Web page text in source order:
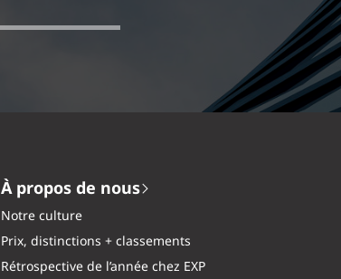
À propos de nous
Notre culture
Prix, distinctions + classements
Rétrospective de l’année chez EXP